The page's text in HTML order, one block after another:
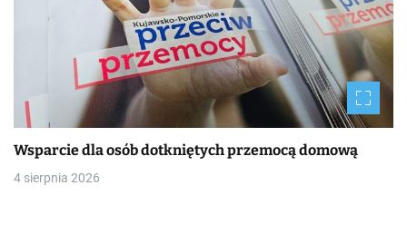
Wsparcie dla osób dotkniętych przemocą domową
4 sierpnia 2026